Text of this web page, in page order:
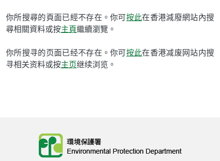
你所搜尋的頁面已經不存在。你可按此在香港減廢網站內搜
尋相關資料或按主頁繼續瀏覽。
你所搜寻的页面已经不存在。你可按此在香港减废网站内搜
寻相关资料或按主页继续浏览。